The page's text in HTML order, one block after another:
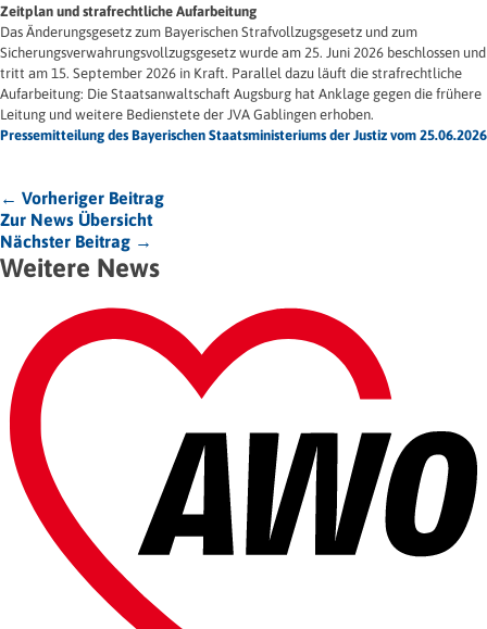
Zeitplan und strafrechtliche Aufarbeitung
Das Änderungsgesetz zum Bayerischen Strafvollzugsgesetz und zum
Sicherungsverwahrungsvollzugsgesetz wurde am 25. Juni 2026 beschlossen und
tritt am 15. September 2026 in Kraft. Parallel dazu läuft die strafrechtliche
Aufarbeitung: Die Staatsanwaltschaft Augsburg hat Anklage gegen die frühere
Leitung und weitere Bedienstete der JVA Gablingen erhoben.
Pressemitteilung des Bayerischen Staatsministeriums der Justiz vom 25.06.2026
← Vorheriger Beitrag
Zur News Übersicht
Nächster Beitrag →
Weitere News